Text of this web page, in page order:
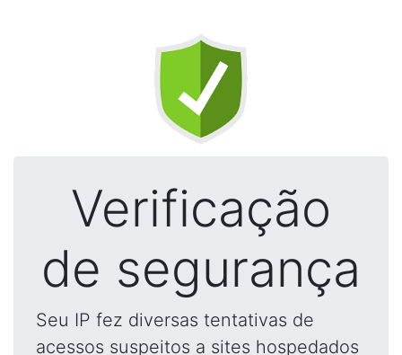
Verificação
de segurança
Seu IP fez diversas tentativas de
acessos suspeitos a sites hospedados